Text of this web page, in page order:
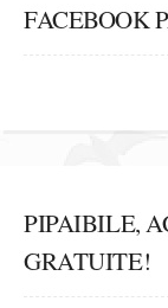
FACEBOOK
PIPAIBILE,
GRATUITE!